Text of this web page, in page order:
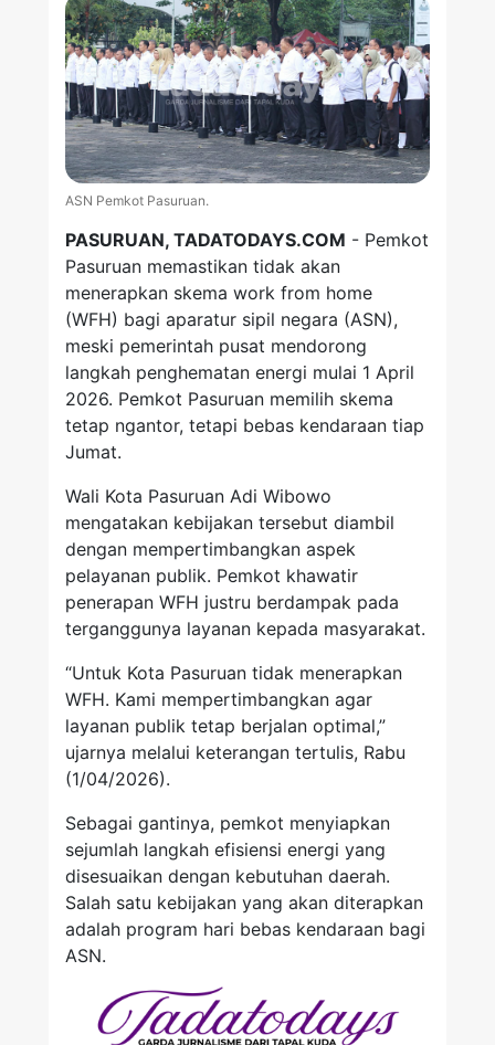
ASN Pemkot Pasuruan.
PASURUAN, TADATODAYS.COM - Pemkot
Pasuruan memastikan tidak akan
menerapkan skema work from home
(WFH) bagi aparatur sipil negara (ASN),
meski pemerintah pusat mendorong
langkah penghematan energi mulai 1 April
2026. Pemkot Pasuruan memilih skema
tetap ngantor, tetapi bebas kendaraan tiap
Jumat.
Wali Kota Pasuruan Adi Wibowo
mengatakan kebijakan tersebut diambil
dengan mempertimbangkan aspek
pelayanan publik. Pemkot khawatir
penerapan WFH justru berdampak pada
terganggunya layanan kepada masyarakat.
“Untuk Kota Pasuruan tidak menerapkan
WFH. Kami mempertimbangkan agar
layanan publik tetap berjalan optimal,”
ujarnya melalui keterangan tertulis, Rabu
(1/04/2026).
Sebagai gantinya, pemkot menyiapkan
sejumlah langkah efisiensi energi yang
disesuaikan dengan kebutuhan daerah.
Salah satu kebijakan yang akan diterapkan
adalah program hari bebas kendaraan bagi
ASN.